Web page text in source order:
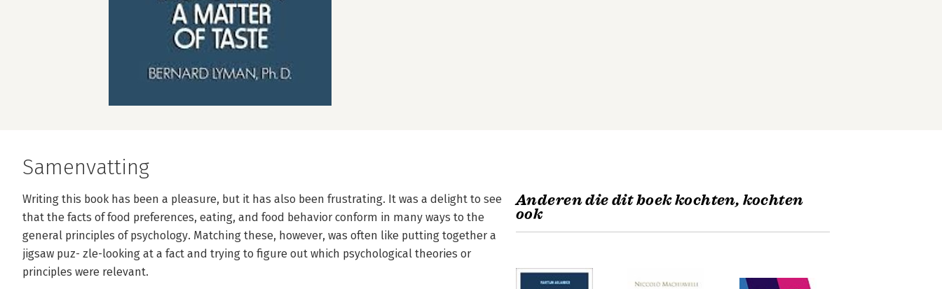
Samenvatting
Writing this book has been a pleasure, but it has also been frustrating. It was a delight to see
that the facts of food preferences, eating, and food behavior conform in many ways to the
general principles of psychology. Matching these, however, was often like putting together a
jigsaw puz- zle-looking at a fact and trying to figure out which psychological theories or
principles were relevant.
Anderen die dit boek kochten, kochten
ook